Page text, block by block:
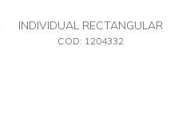
INDIVIDUAL RECTANGULAR
ESTAMPADO
COD: 1204332